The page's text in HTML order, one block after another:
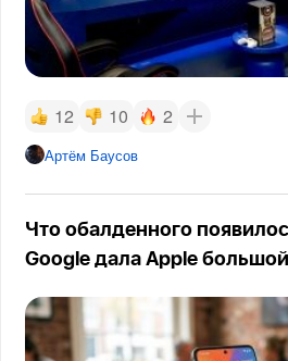
12 10 2
Артём Баусов
Что обалденного
Google дала Apple